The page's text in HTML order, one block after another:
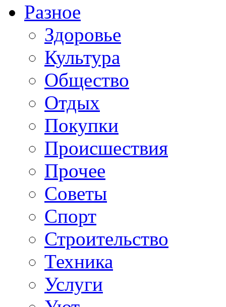
Разное
Здоровье
Культура
Общество
Отдых
Покупки
Происшествия
Прочее
Советы
Спорт
Строительство
Техника
Услуги